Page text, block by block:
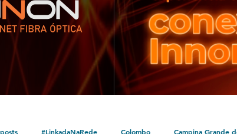
#LinkadaNaRede Colombo Campina Grande